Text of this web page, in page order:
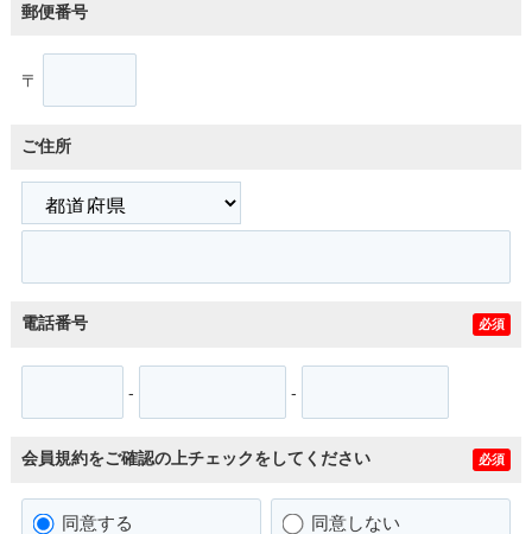
郵便番号
〒
ご住所
電話番号 必須
- -
会員規約をご確認の上チェックをしてください 必須
同意する 同意しない